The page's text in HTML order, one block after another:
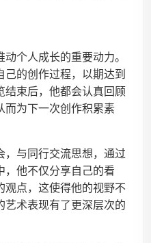
个人成长的重要动力。
的创作过程，以期达到
结束后，他都会认真回顾
而为下一次创作积累素
，与同行交流思想，通过
，他不仅分享自己的看
观点，这使得他的视野不
艺术表现有了更深层次的